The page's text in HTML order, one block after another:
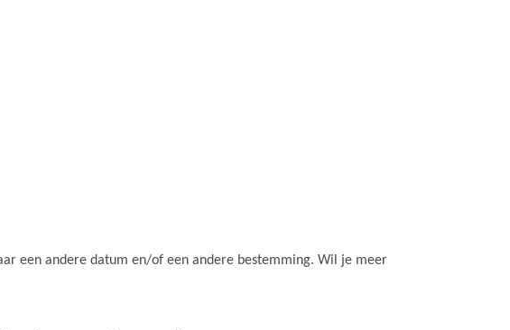
een andere datum en/of een andere bestemming. Wil je meer